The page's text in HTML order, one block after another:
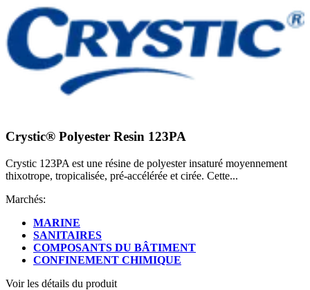
Crystic® Polyester Resin 123PA
Crystic 123PA est une résine de polyester insaturé moyennement
thixotrope, tropicalisée, pré-accélérée et cirée. Cette...
Marchés:
MARINE
SANITAIRES
COMPOSANTS DU BÂTIMENT
CONFINEMENT CHIMIQUE
Voir les détails du produit